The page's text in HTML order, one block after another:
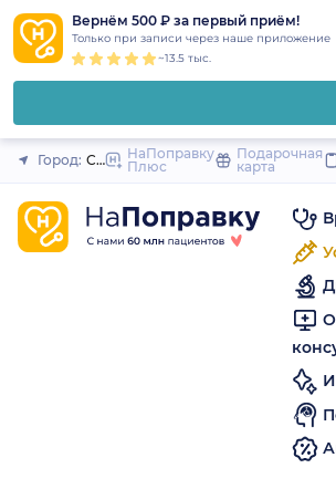
Вернём 500 ₽ за первый приём!
Только при записи через наше приложение
~13.5 тыс.
Закрыть
Город: Санкт-Петербург
НаПоправку
Плюс
Подарочная
карта